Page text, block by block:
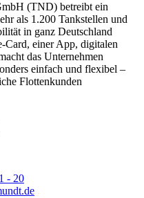
(TND) betreibt ein
als 1.200 Tankstellen und
in ganz Deutschland
einer App, digitalen
das Unternehmen
einfach und flexibel –
Flottenkunden
- 20